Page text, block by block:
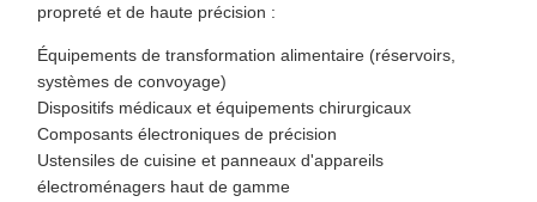
propreté et de haute précision :
Équipements de transformation alimentaire (réservoirs,
systèmes de convoyage)
Dispositifs médicaux et équipements chirurgicaux
Composants électroniques de précision
Ustensiles de cuisine et panneaux d'appareils
électroménagers haut de gamme